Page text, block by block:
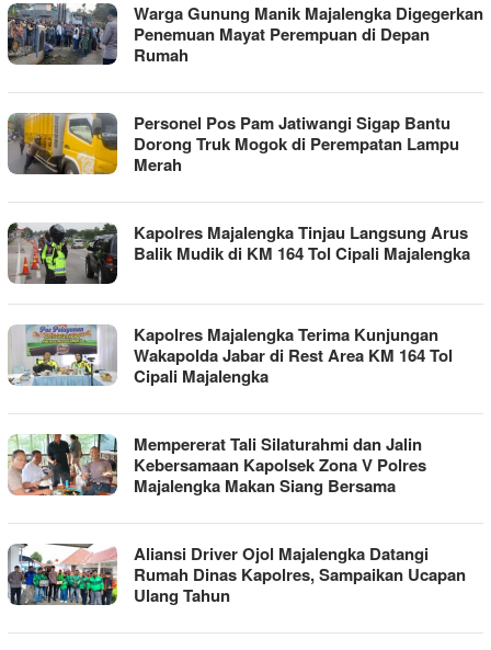
Warga Gunung Manik Majalengka Digegerkan
Penemuan Mayat Perempuan di Depan
Rumah
Personel Pos Pam Jatiwangi Sigap Bantu
Dorong Truk Mogok di Perempatan Lampu
Merah
Kapolres Majalengka Tinjau Langsung Arus
Balik Mudik di KM 164 Tol Cipali Majalengka
Kapolres Majalengka Terima Kunjungan
Wakapolda Jabar di Rest Area KM 164 Tol
Cipali Majalengka
Mempererat Tali Silaturahmi dan Jalin
Kebersamaan Kapolsek Zona V Polres
Majalengka Makan Siang Bersama
Aliansi Driver Ojol Majalengka Datangi
Rumah Dinas Kapolres, Sampaikan Ucapan
Ulang Tahun